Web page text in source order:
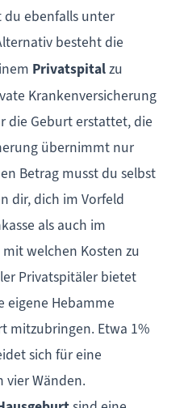
ebenfalls unter
besteht die
Privatspitalzu
Krankenversicherung
die Geburt erstattet, die
übernimmt nur
Betrag musst du selbst
dir, dich im Vorfeld
als auch im
welchen Kosten zu
Privatspitäler bietet
eigene Hebamme
mitzubringen. Etwa 1%
sich für eine
vier Wänden.